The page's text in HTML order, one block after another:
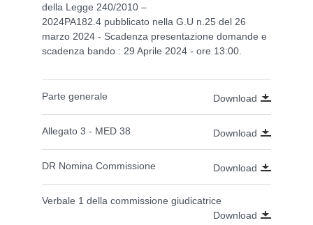
della Legge 240/2010 –
2024PA182.4 pubblicato nella G.U n.25 del 26
marzo 2024 - Scadenza presentazione domande e
scadenza bando : 29 Aprile 2024 - ore 13:00.
Parte generale Download
Allegato 3 - MED 38 Download
DR Nomina Commissione Download
Verbale 1 della commissione giudicatrice
Download